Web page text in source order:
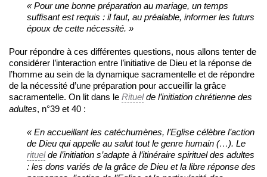
«Pour une bonne préparation au mariage, un temps
suffisant est requis : il faut, au préalable, informer les futurs
époux de cette nécessité. »
Pour répondre à ces différentes questions, nous allons tenter de
considérer l’interaction entre l’initiative de Dieu et la réponse de
l’homme au sein de la dynamique sacramentelle et de répondre
de la nécessité d’une préparation pour accueillir la grâce
sacramentelle. On lit dans le Rituelde l’initiation chrétienne des
adultes, n°39 et 40 :
«En accueillant les catéchumènes, l’Eglise célèbre l’action
de Dieu qui appelle au salut tout le genre humain (…). Le
rituelde l’initiation s’adapte à l’itinéraire spirituel des adultes
: les dons variés de la grâce de Dieu et la libre réponse des